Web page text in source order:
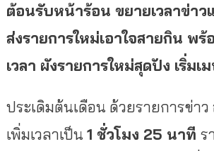
ต้อนรับหน้าร้อน ขยายเวลาข่าว
ส่งรายการใหม่เอาใจสายกิน พ
เวลา ผังรายการใหม่สุดปัง เริ่ม
ประเดิมต้นเดือน ด้วยรายการข่า
เพิ่มเวลาเป็น 1 ชั่วโมง 25 นาที ร